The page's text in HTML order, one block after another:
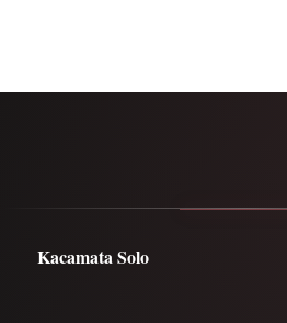
Kacamata Solo